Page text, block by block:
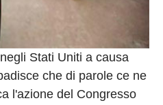
Stati Uniti a causa
che di parole ce ne
l'azione del Congresso